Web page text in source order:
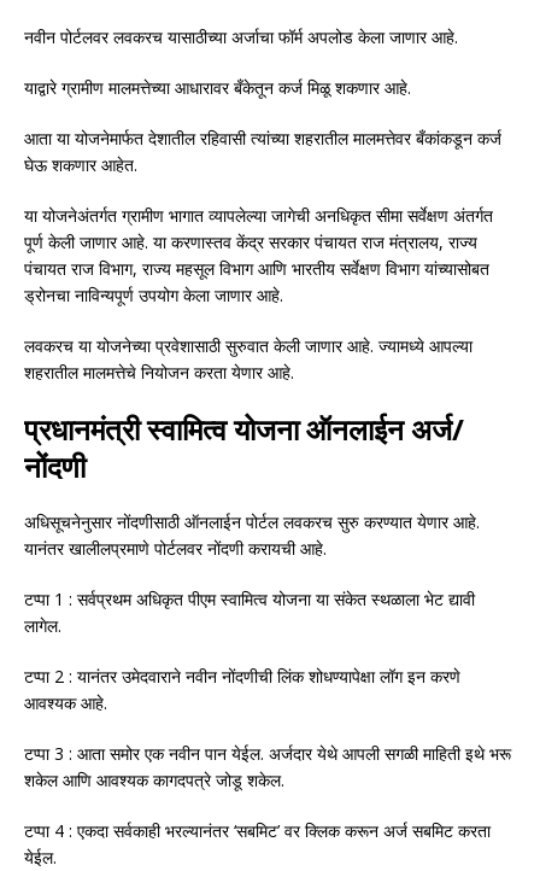
नवीन पोर्टलवर लवकरच यासाठीच्या अर्जाचा फॉर्म अपलोड केला जाणार आहे.
याद्वारे ग्रामीण मालमत्तेच्या आधारावर बँकेतून कर्ज मिळू शकणार आहे.
आता या योजनेमार्फत देशातील रहिवासी त्यांच्या शहरातील मालमत्तेवर बँकांकडून कर्ज
घेऊ शकणार आहेत.
या योजनेअंतर्गत ग्रामीण भागात व्यापलेल्या जागेची अनधिकृत सीमा सर्वेक्षण अंतर्गत
पूर्ण केली जाणार आहे. या करणास्तव केंद्र सरकार पंचायत राज मंत्रालय, राज्य
पंचायत राज विभाग, राज्य महसूल विभाग आणि भारतीय सर्वेक्षण विभाग यांच्यासोबत
ड्रोनचा नाविन्यपूर्ण उपयोग केला जाणार आहे.
लवकरच या योजनेच्या प्रवेशासाठी सुरुवात केली जाणार आहे. ज्यामध्ये आपल्या
शहरातील मालमत्तेचे नियोजन करता येणार आहे.
प्रधानमंत्री स्वामित्व योजना ऑनलाईन अर्ज/
नोंदणी
अधिसूचनेनुसार नोंदणीसाठी ऑनलाईन पोर्टल लवकरच सुरु करण्यात येणार आहे.
यानंतर खालीलप्रमाणे पोर्टलवर नोंदणी करायची आहे.
टप्पा 1 : सर्वप्रथम अधिकृत पीएम स्वामित्व योजना या संकेत स्थळाला भेट द्यावी
लागेल.
टप्पा 2 : यानंतर उमेदवाराने नवीन नोंदणीची लिंक शोधण्यापेक्षा लॉग इन करणे
आवश्यक आहे.
टप्पा 3 : आता समोर एक नवीन पान येईल. अर्जदार येथे आपली सगळी माहिती इथे भरू
शकेल आणि आवश्यक कागदपत्रे जोडू शकेल.
टप्पा 4 : एकदा सर्वकाही भरल्यानंतर ‘सबमिट’ वर क्लिक करून अर्ज सबमिट करता
येईल.